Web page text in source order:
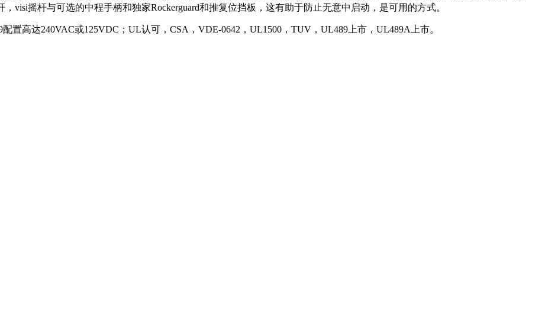
visi摇杆与可选的中程手柄和独家Rockerguard和推复位挡板，这有助于防止无意中启动，是可用的方式。
置高达240VAC或125VDC；UL认可，CSA，VDE-0642，UL1500，TUV，UL489上市，UL489A上市。